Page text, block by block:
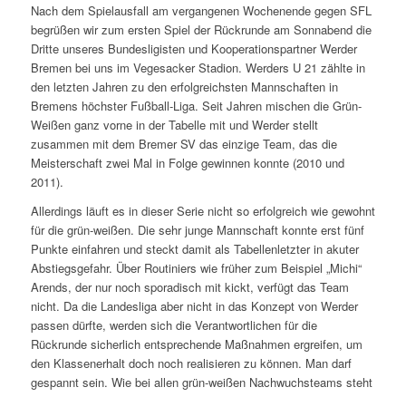
Nach dem Spielausfall am vergangenen Wochenende gegen SFL
begrüßen wir zum ersten Spiel der Rückrunde am Sonnabend die
Dritte unseres Bundesligisten und Kooperationspartner Werder
Bremen bei uns im Vegesacker Stadion. Werders U 21 zählte in
den letzten Jahren zu den erfolgreichsten Mannschaften in
Bremens höchster Fußball-Liga. Seit Jahren mischen die Grün-
Weißen ganz vorne in der Tabelle mit und Werder stellt
zusammen mit dem Bremer SV das einzige Team, das die
Meisterschaft zwei Mal in Folge gewinnen konnte (2010 und
2011).
Allerdings läuft es in dieser Serie nicht so erfolgreich wie gewohnt
für die grün-weißen. Die sehr junge Mannschaft konnte erst fünf
Punkte einfahren und steckt damit als Tabellenletzter in akuter
Abstiegsgefahr. Über Routiniers wie früher zum Beispiel „Michi“
Arends, der nur noch sporadisch mit kickt, verfügt das Team
nicht. Da die Landesliga aber nicht in das Konzept von Werder
passen dürfte, werden sich die Verantwortlichen für die
Rückrunde sicherlich entsprechende Maßnahmen ergreifen, um
den Klassenerhalt doch noch realisieren zu können. Man darf
gespannt sein. Wie bei allen grün-weißen Nachwuchsteams steht